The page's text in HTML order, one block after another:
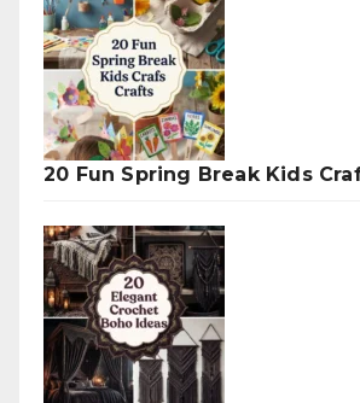
20 Fun Spring Break Kids